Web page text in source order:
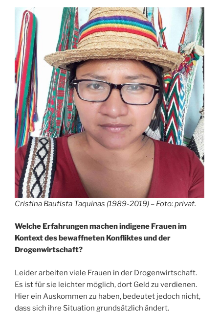
Cristina Bautista Taquinas (1989-2019) – Foto: privat.
Welche Erfahrungen machen indigene Frauen im
Kontext des bewaffneten Konfliktes und der
Drogenwirtschaft?
Leider arbeiten viele Frauen in der Drogenwirtschaft.
Es ist für sie leichter möglich, dort Geld zu verdienen.
Hier ein Auskommen zu haben, bedeutet jedoch nicht,
dass sich ihre Situation grundsätzlich ändert.